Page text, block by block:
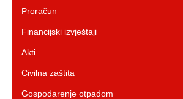
Proračun
Financijski izvještaji
Akti
Civilna zaštita
Gospodarenje otpadom